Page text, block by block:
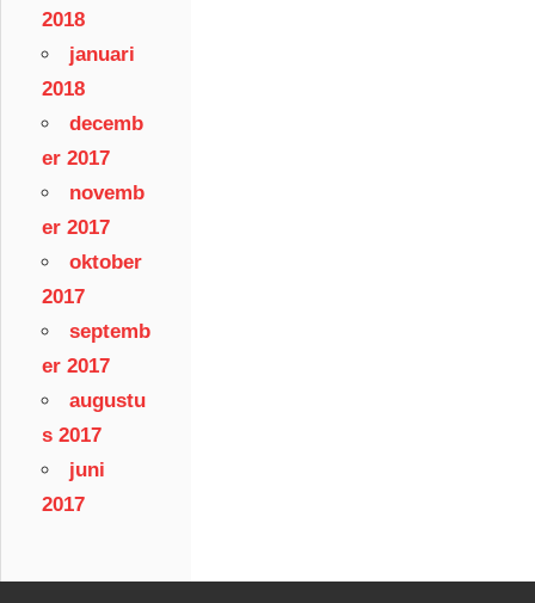
2018
januari
2018
decemb
er 2017
novemb
er 2017
oktober
2017
septemb
er 2017
augustu
s 2017
juni
2017